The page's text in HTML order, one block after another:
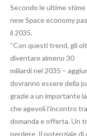
Secondo le ultime stime
new Space economy
il 2035.
“Con questi trend, gli
diventare almeno 30
miliardi nel 2035 –
dovranno essere della
grazie a un importante
che agevoli l’incontro tra
domanda e offerta. Un
perdere. Il potenziale di